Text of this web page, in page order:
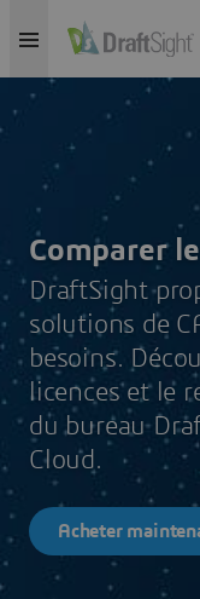
Comparer
DraftSight
solutions de
besoins.
licences et le
du bureau
Cloud.
Acheter